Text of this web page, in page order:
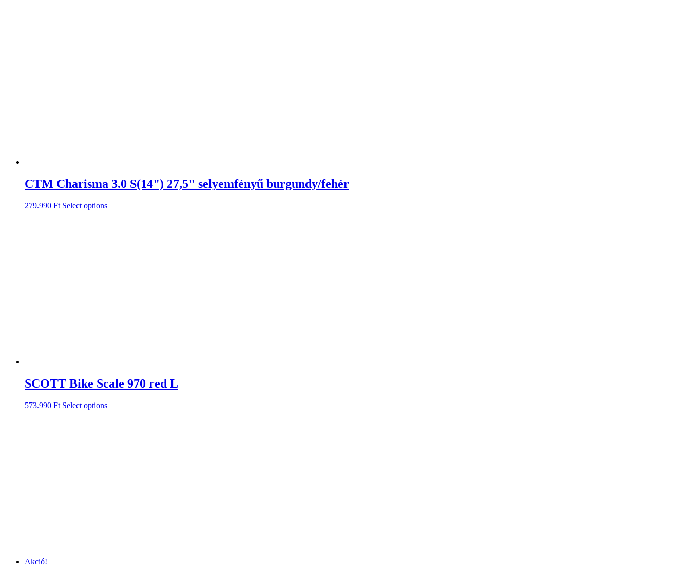
CTM Charisma 3.0 S(14") 27,5" selyemfényű burgundy/fehér
279.990 Ft Select options
SCOTT Bike Scale 970 red L
573.990 Ft Select options
Akció!